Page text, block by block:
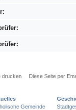
drucken Diese Seite per
Gemeinde